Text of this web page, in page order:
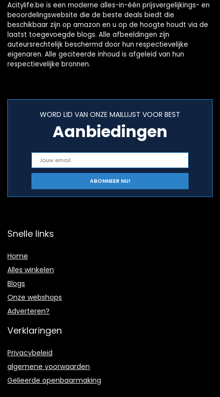
Acitylife.be is een moderne alles-in-één prijsvergelijkings- en
beoordelingswebsite die de beste deals biedt die
beschikbaar zijn op amazon en u op de hoogte houdt via de
laatst toegevoegde blogs. Alle afbeeldingen zijn
auteursrechtelijk beschermd door hun respectievelijke
eigenaren. Alle geciteerde inhoud is afgeleid van hun
respectievelijke bronnen.
WORD LID VAN ONZE MAILLIJST VOOR BEST
Aanbiedingen
Snelle links
Home
Alles winkelen
Blogs
Onze webshops
Adverteren?
Verklaringen
Privacybeleid
algemene voorwaarden
Gelieerde openbaarmaking